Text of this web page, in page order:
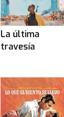
La última
travesía